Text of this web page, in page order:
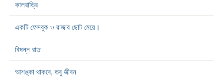
কালরাত্রি
একটি ফেসবুক ও রাজার ছোট মেয়ে।
বিষন্ন রাত
আশঙ্কা থাকবে, তবু জীবন